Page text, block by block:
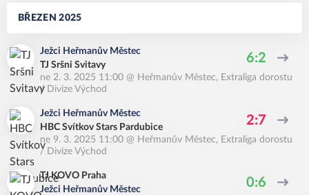
BŘEZEN 2025
Ježci Heřmanův Městec
TJ Sršni Svitavy
6:2
ne 2. 3. 2025 11:00 @ Heřmanův Městec, Extraliga dorostu
/ Divize Východ
Ježci Heřmanův Městec
HBC Svítkov Stars Pardubice
2:7
ne 9. 3. 2025 11:00 @ Heřmanův Městec, Extraliga dorostu
/ Divize Východ
TJ KOVO Praha
Ježci Heřmanův Městec
0:6